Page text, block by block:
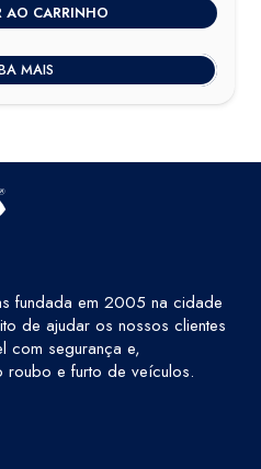
AO CARRINHO
MAIS
fundada em 2005 na cidade
de ajudar os nossos clientes
com segurança e,
roubo e furto de veículos.